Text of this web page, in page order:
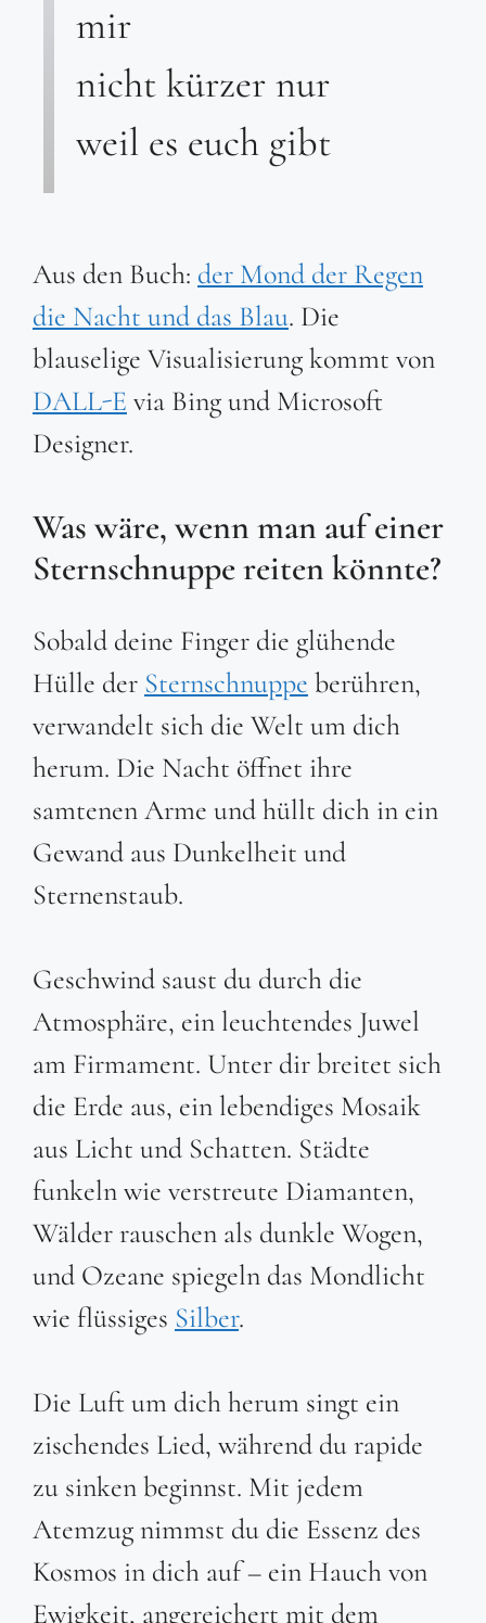
mir
nicht kürzer nur
weil es euch gibt
Aus den Buch: der Mond der Regen
die Nacht und das Blau. Die
blauselige Visualisierung kommt von
DALL-E via Bing und Microsoft
Designer.
Was wäre, wenn man auf einer
Sternschnuppe reiten könnte?
Sobald deine Finger die glühende
Hülle der Sternschnuppe berühren,
verwandelt sich die Welt um dich
herum. Die Nacht öffnet ihre
samtenen Arme und hüllt dich in ein
Gewand aus Dunkelheit und
Sternenstaub.
Geschwind saust du durch die
Atmosphäre, ein leuchtendes Juwel
am Firmament. Unter dir breitet sich
die Erde aus, ein lebendiges Mosaik
aus Licht und Schatten. Städte
funkeln wie verstreute Diamanten,
Wälder rauschen als dunkle Wogen,
und Ozeane spiegeln das Mondlicht
wie flüssiges Silber.
Die Luft um dich herum singt ein
zischendes Lied, während du rapide
zu sinken beginnst. Mit jedem
Atemzug nimmst du die Essenz des
Kosmos in dich auf – ein Hauch von
Ewigkeit, angereichert mit dem